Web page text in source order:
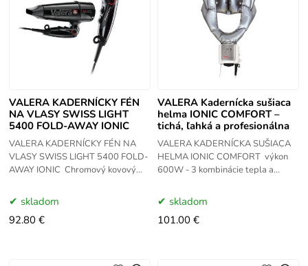
VALERA KADERNÍCKY FÉN
NA VLASY SWISS LIGHT
5400 FOLD-AWAY IONIC
VALERA KADERNÍCKY FÉN NA
VLASY SWISS LIGHT 5400 FOLD-
AWAY IONIC Chromový kovový
AC-Motor—2000 W Veľmi ľahký -
váha
skladom
92.80 €
VALERA Kadernícka sušiaca
helma IONIC COMFORT –
tichá, ľahká a profesionálna
VALERA KADERNÍCKA SUŠIACA
HELMA IONIC COMFORT výkon
600W - 3 kombinácie tepla a
studeného fúkania ideálne na
jemné
skladom
101.00 €